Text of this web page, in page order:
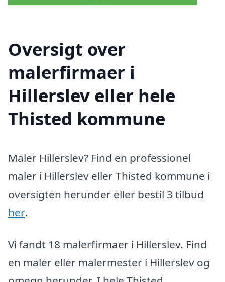
Oversigt over
malerfirmaer i
Hillerslev eller hele
Thisted kommune
Maler Hillerslev? Find en professionel
maler i Hillerslev eller Thisted kommune i
oversigten herunder eller bestil 3 tilbud
her.
Vi fandt 18 malerfirmaer i Hillerslev. Find
en maler eller malermester i Hillerslev og